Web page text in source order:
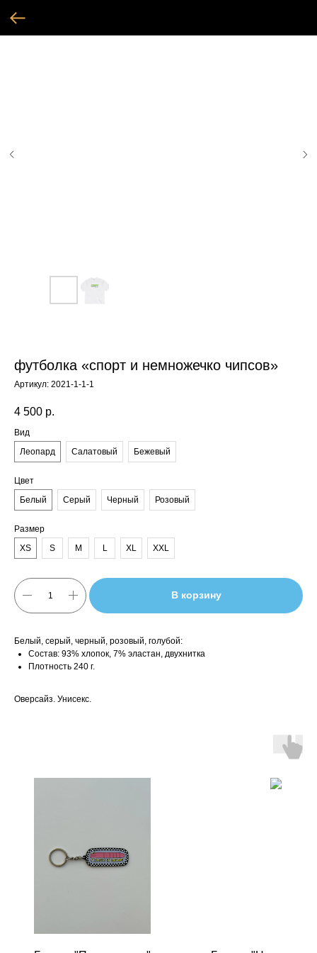
футболка «спорт и немножечко чипсов»
Артикул: 2021-1-1-1
4 500 р.
Вид
Леопард
Салатовый Бежевый
Цвет
Белый
Серый Черный Розовый
Размер
XS
S M L XL XXL
В корзину
Белый, серый, черный, розовый, голубой:
Состав: 93% хлопок, 7% эластан, двухнитка
Плотность 240 г.
Оверсайз. Унисекс.